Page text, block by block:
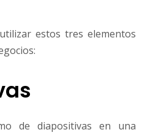
estos tres elementos
de diapositivas en una